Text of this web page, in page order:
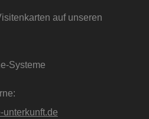
auf unseren
Systeme
unterkunft.de